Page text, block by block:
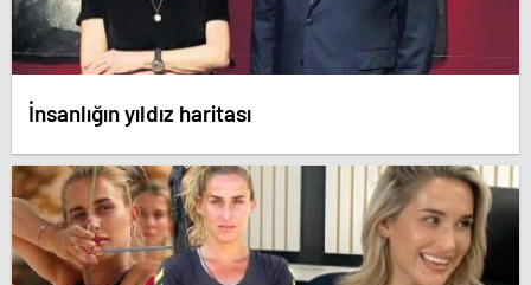
İnsanlığın yıldız haritası